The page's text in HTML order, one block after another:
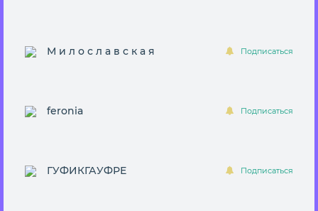
М и л о с л а в с к а я Подписаться
feronia Подписаться
ГУФИКГАУФРЕ Подписаться